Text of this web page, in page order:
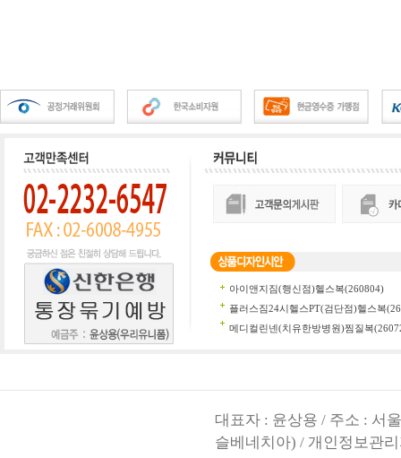
대표자 : 윤상용 / 주소 : 서
슬베네치아) / 개인정보관